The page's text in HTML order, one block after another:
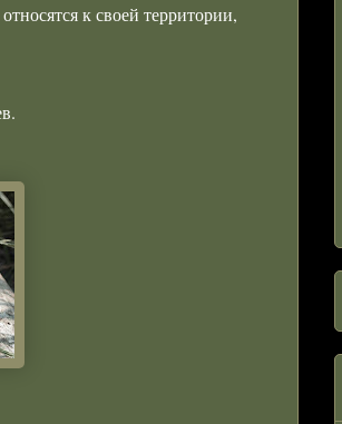
к своей территории,